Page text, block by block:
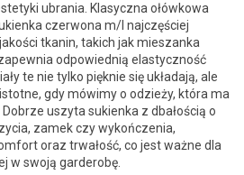
ubrania. Klasyczna ołówkowa
czerwona m/l najczęściej
tkanin, takich jak mieszanka
odpowiednią elastyczność
te nie tylko pięknie się układają, ale
gdy mówimy o odzieży, która ma
uszyta sukienka z dbałością o
zamek czy wykończenia,
oraz trwałość, co jest ważne dla
w swoją garderobę.